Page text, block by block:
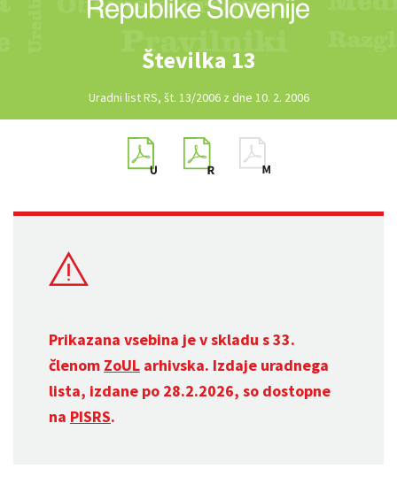
Številka 13
Uradni list RS, št. 13/2006 z dne 10. 2. 2006
Prikazana vsebina je v skladu s 33.
členom ZoUL arhivska. Izdaje uradnega
lista, izdane po 28.2.2026, so dostopne
na PISRS.